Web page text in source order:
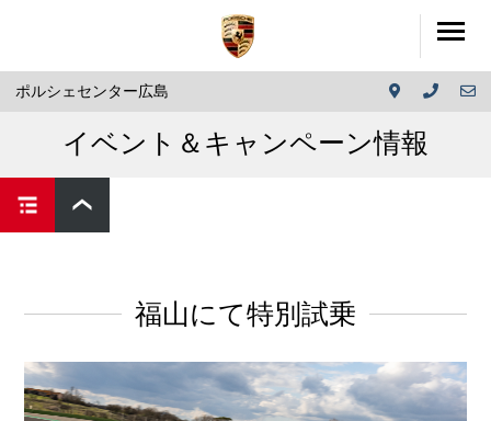
ポルシェセンター広島
イベント＆キャンペーン情報
福山にて特別試乗